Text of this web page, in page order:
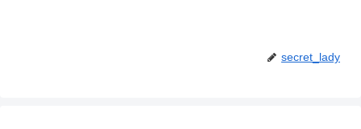
secret_lady